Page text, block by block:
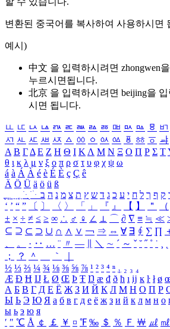
변환된 중국어를 복사하여 사용하시면
예시)
中文 을 입력하시려면 zhongwen
누르시면됩니다.
北京 을 입력하시려면 beijing을 입
시면 됩니다.
ㅥ ㅦ ㅧ ㅨ ㅩ ㅪ ㅫ ㅬ ㅭ ㅮ ㅯ ㅰ ㅱ ㅲ
ㅺ ㅻ ㅼ ㅽ ㅾ ㅿ ㆀ ㆁ ㆂ ㆃ ㆄ ㆅ ㆆ ㆇ
Α Β ΓΔ Ε Ζ Η Θ Ι ΚΛ Μ Ν Ξ Ο Π Ρ Σ Τ
θ ι κ λ μ ν ξ ο π ρ σ τ υ φ χ ψ ω
á à Á À é è É È ç Ç ê
Ä Ö Ü ä ö ü ß
ִֶֹ ֻּ ׁׂ ק ף ך ל ח י ע כ ג ד ש ץ ת צ מ נ ה ב
‘ ’ “ ” 〔 〕 〈 〉 「 」 『 』 【 】 ＂ （
± × ÷ ≠ ≤ ≥ ∞ ∴ ♂ ♀ ∠ ⊥ ⌒ ∂ ∇ ≡ ≒ ≪
⊆ ⊇ ⊂ ⊃ ∪ ∩ ∧ ∨ ￢ ⇒ ⇔ ∀ ∃ ∮ ∑ ∏
、
。 · ‥ … ¨ 〃 ― ＼ ∼ ´ ～ ˇ ˘ ˝ ˚ ˙ ¸
；
？ ＾ ｀
½ ⅓ ⅔ ¼ ¾ ⅛ ⅜ ⅝ ⅞ ¹ ² ³ ⁴ ⁿ ₁ ₂ ₃ ₄
Æ Ð Ħ Ĳ Ł Ø Œ Þ Ŧ Ŋ æ đ ð ħ ı ĳ ĸ ŀ ł ø
А Б В Г Д Е Ё Ж З И Й К Л М Н О П Р
Ы Ь Э Ю Я а б в г д е ё ж з и й к л м н о
ы ь э ю я
′ ″ ℃ Å ￠ ￡ ￥ ¤ ℉ ‰ ＄ ％ Ｆ ￦ ㎕ ㎖